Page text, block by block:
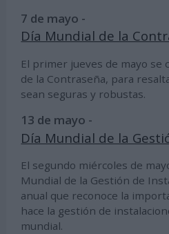
7 de mayo -
Día Mundial de la
El primer jueves de mayo se
de la Contraseña, para
sean seguras y robustas.
13 de mayo -
Día Mundial de la
El segundo miércoles de
Mundial de la Gestión de
anual que reconoce la
hace la gestión de
mundial.